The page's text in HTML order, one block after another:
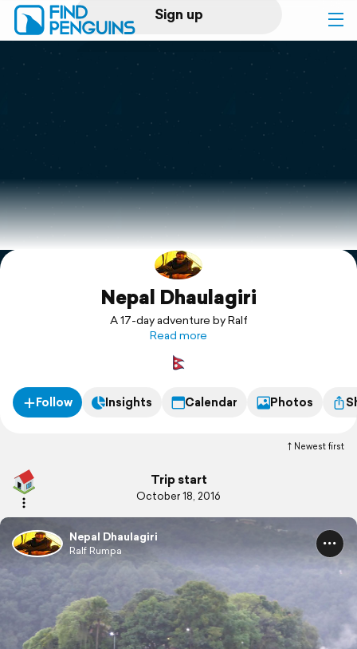
Sign up
Log in
Print a book
Flyover video
Explore
SupportNepal Dhaulagiri
A 17-day adventure by Ralf
Read more
Follow Insights Calendar Photos
Newest first
Trip start
October 18, 2016
Nepal Dhaulagiri
Ralf Rumpa